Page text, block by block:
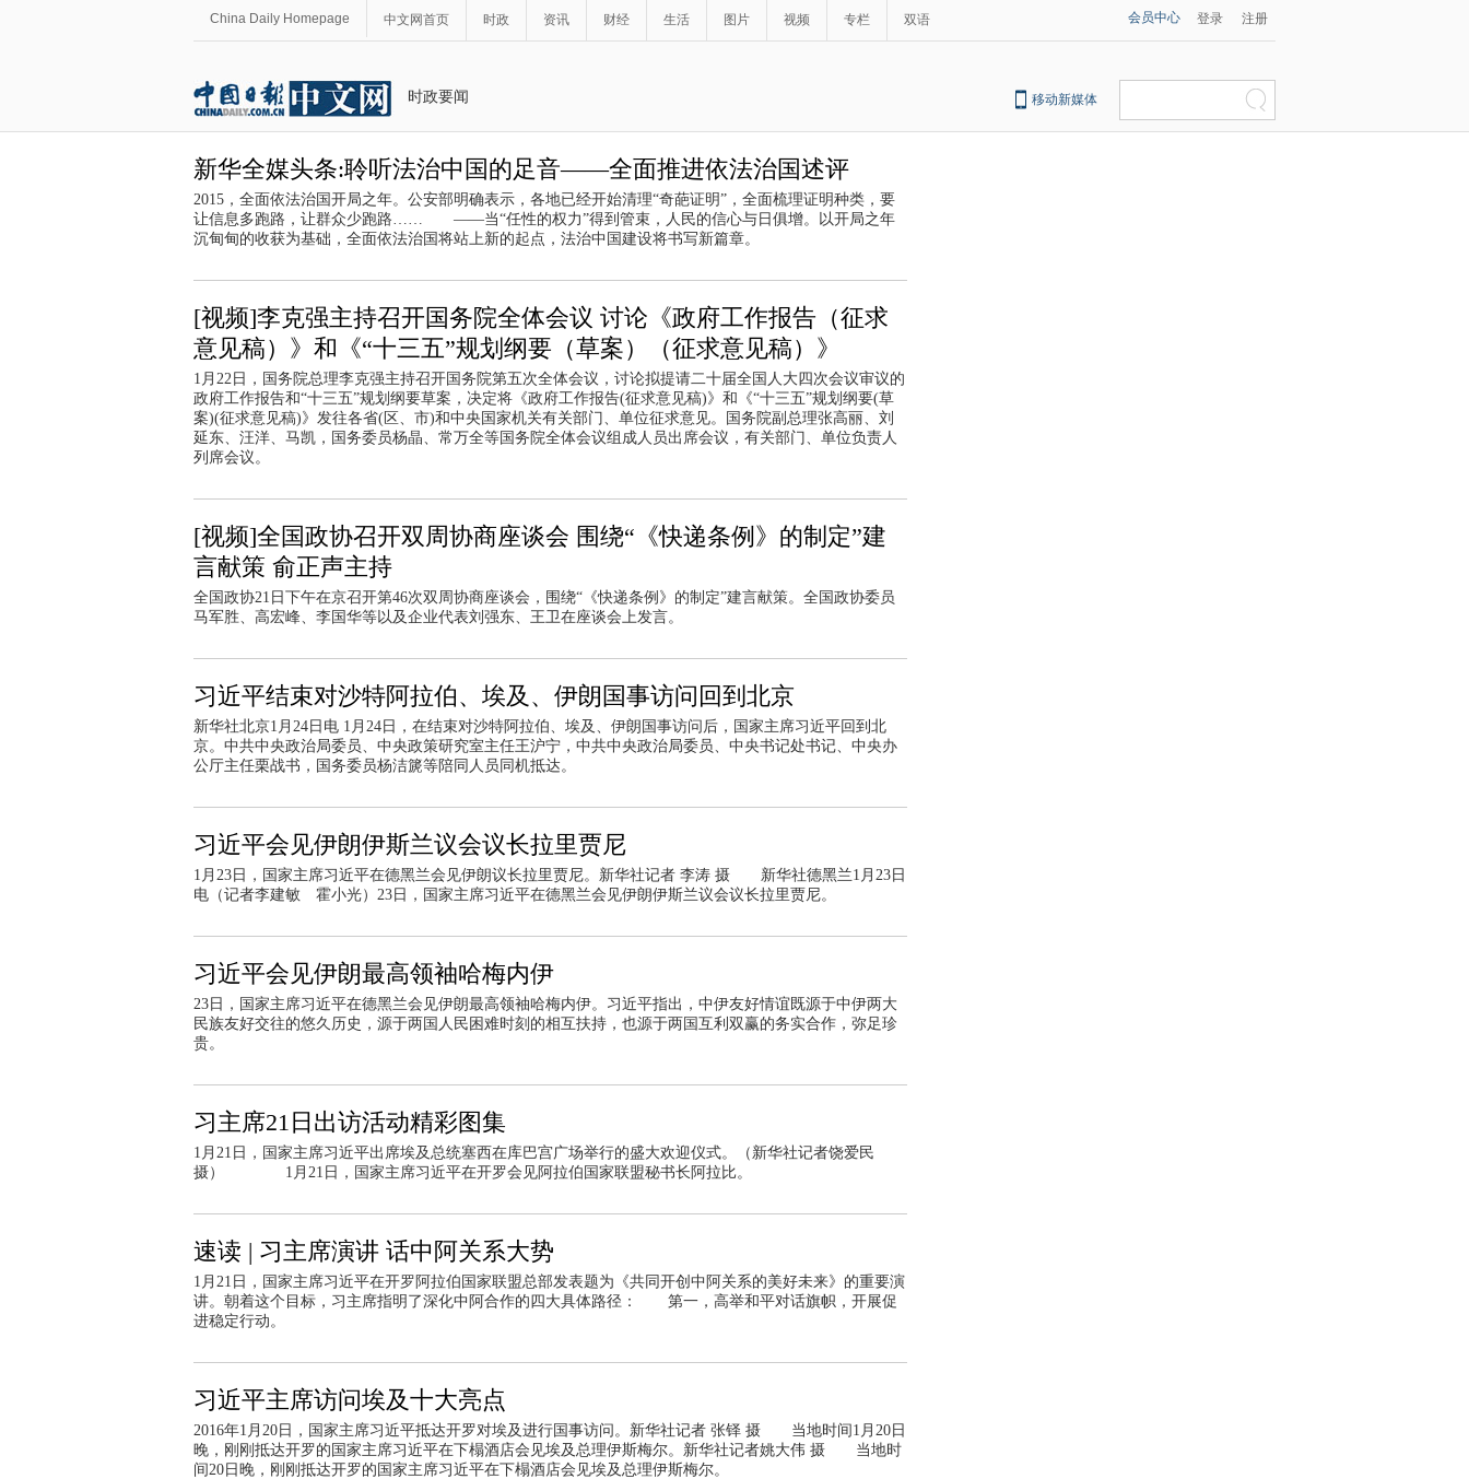
China Daily Homepage 中文网首页 时政 资讯 财经 生活 图片 视频 专栏 双语 会员中心 登录 注册
时政要闻 移动新媒体
新华全媒头条:聆听法治中国的足音——全面推进依法治国述评
2015，全面依法治国开局之年。公安部明确表示，各地已经开始清理“奇葩证明”，全面梳理证明种类，要
让信息多跑路，让群众少跑路…… ——当“任性的权力”得到管束，人民的信心与日俱增。以开局之年
沉甸甸的收获为基础，全面依法治国将站上新的起点，法治中国建设将书写新篇章。
[视频]李克强主持召开国务院全体会议 讨论《政府工作报告（征求
意见稿）》和《“十三五”规划纲要（草案）（征求意见稿）》
1月22日，国务院总理李克强主持召开国务院第五次全体会议，讨论拟提请二十届全国人大四次会议审议的
政府工作报告和“十三五”规划纲要草案，决定将《政府工作报告(征求意见稿)》和《“十三五”规划纲要(草
案)(征求意见稿)》发往各省(区、市)和中央国家机关有关部门、单位征求意见。国务院副总理张高丽、刘
延东、汪洋、马凯，国务委员杨晶、常万全等国务院全体会议组成人员出席会议，有关部门、单位负责人
列席会议。
[视频]全国政协召开双周协商座谈会 围绕“《快递条例》的制定”建
言献策 俞正声主持
全国政协21日下午在京召开第46次双周协商座谈会，围绕“《快递条例》的制定”建言献策。全国政协委员
马军胜、高宏峰、李国华等以及企业代表刘强东、王卫在座谈会上发言。
习近平结束对沙特阿拉伯、埃及、伊朗国事访问回到北京
新华社北京1月24日电 1月24日，在结束对沙特阿拉伯、埃及、伊朗国事访问后，国家主席习近平回到北
京。中共中央政治局委员、中央政策研究室主任王沪宁，中共中央政治局委员、中央书记处书记、中央办
公厅主任栗战书，国务委员杨洁篪等陪同人员同机抵达。
习近平会见伊朗伊斯兰议会议长拉里贾尼
1月23日，国家主席习近平在德黑兰会见伊朗议长拉里贾尼。新华社记者 李涛 摄 新华社德黑兰1月23日
电（记者李建敏 霍小光）23日，国家主席习近平在德黑兰会见伊朗伊斯兰议会议长拉里贾尼。
习近平会见伊朗最高领袖哈梅内伊
23日，国家主席习近平在德黑兰会见伊朗最高领袖哈梅内伊。习近平指出，中伊友好情谊既源于中伊两大
民族友好交往的悠久历史，源于两国人民困难时刻的相互扶持，也源于两国互利双赢的务实合作，弥足珍
贵。
习主席21日出访活动精彩图集
1月21日，国家主席习近平出席埃及总统塞西在库巴宫广场举行的盛大欢迎仪式。（新华社记者饶爱民
摄） 1月21日，国家主席习近平在开罗会见阿拉伯国家联盟秘书长阿拉比。
速读 | 习主席演讲 话中阿关系大势
1月21日，国家主席习近平在开罗阿拉伯国家联盟总部发表题为《共同开创中阿关系的美好未来》的重要演
讲。朝着这个目标，习主席指明了深化中阿合作的四大具体路径： 第一，高举和平对话旗帜，开展促
进稳定行动。
习近平主席访问埃及十大亮点
2016年1月20日，国家主席习近平抵达开罗对埃及进行国事访问。新华社记者 张铎 摄 当地时间1月20日
晚，刚刚抵达开罗的国家主席习近平在下榻酒店会见埃及总理伊斯梅尔。新华社记者姚大伟 摄 当地时
间20日晚，刚刚抵达开罗的国家主席习近平在下榻酒店会见埃及总理伊斯梅尔。